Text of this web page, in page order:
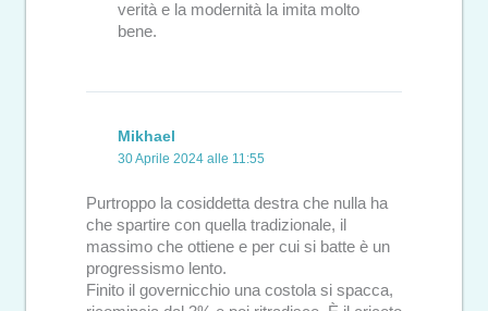
verità e la modernità la imita molto
bene.
Mikhael
30 Aprile 2024 alle 11:55
Purtroppo la cosiddetta destra che nulla ha
che spartire con quella tradizionale, il
massimo che ottiene e per cui si batte è un
progressismo lento.
Finito il governicchio una costola si spacca,